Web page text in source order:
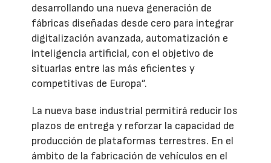
desarrollando una nueva generación de
fábricas diseñadas desde cero para integrar
digitalización avanzada, automatización e
inteligencia artificial, con el objetivo de
situarlas entre las más eficientes y
competitivas de Europa”.
La nueva base industrial permitirá reducir los
plazos de entrega y reforzar la capacidad de
producción de plataformas terrestres. En el
ámbito de la fabricación de vehículos en el